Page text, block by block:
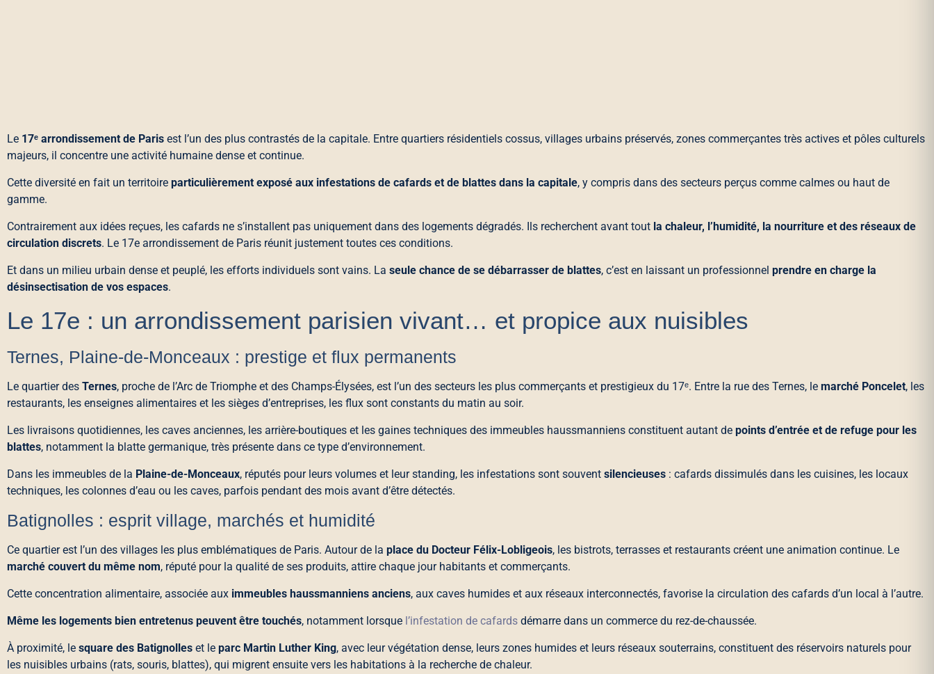
Le 17ᵉ arrondissement de Paris est l’un des plus contrastés de la capitale. Entre quartiers résidentiels cossus, villages urbains préservés, zones commerçantes très actives et pôles culturels
majeurs, il concentre une activité humaine dense et continue.
Cette diversité en fait un territoire particulièrement exposé aux infestations de cafards et de blattes dans la capitale, y compris dans des secteurs perçus comme calmes ou haut de
gamme.
Contrairement aux idées reçues, les cafards ne s’installent pas uniquement dans des logements dégradés. Ils recherchent avant tout la chaleur, l’humidité, la nourriture et des réseaux de
circulation discrets. Le 17e arrondissement de Paris réunit justement toutes ces conditions.
Et dans un milieu urbain dense et peuplé, les efforts individuels sont vains. La seule chance de se débarrasser de blattes, c’est en laissant un professionnel prendre en charge la
désinsectisation de vos espaces.
Le 17e : un arrondissement parisien vivant… et propice aux nuisibles
Ternes, Plaine-de-Monceaux : prestige et flux permanents
Le quartier des Ternes, proche de l’Arc de Triomphe et des Champs-Élysées, est l’un des secteurs les plus commerçants et prestigieux du 17ᵉ. Entre la rue des Ternes, le marché Poncelet, les
restaurants, les enseignes alimentaires et les sièges d’entreprises, les flux sont constants du matin au soir.
Les livraisons quotidiennes, les caves anciennes, les arrière-boutiques et les gaines techniques des immeubles haussmanniens constituent autant de points d’entrée et de refuge pour les
blattes, notamment la blatte germanique, très présente dans ce type d’environnement.
Dans les immeubles de la Plaine-de-Monceaux, réputés pour leurs volumes et leur standing, les infestations sont souvent silencieuses : cafards dissimulés dans les cuisines, les locaux
techniques, les colonnes d’eau ou les caves, parfois pendant des mois avant d’être détectés.
Batignolles : esprit village, marchés et humidité
Ce quartier est l’un des villages les plus emblématiques de Paris. Autour de la place du Docteur Félix-Lobligeois, les bistrots, terrasses et restaurants créent une animation continue. Le
marché couvert du même nom, réputé pour la qualité de ses produits, attire chaque jour habitants et commerçants.
Cette concentration alimentaire, associée aux immeubles haussmanniens anciens, aux caves humides et aux réseaux interconnectés, favorise la circulation des cafards d’un local à l’autre.
Même les logements bien entretenus peuvent être touchés, notamment lorsque l’infestation de cafards démarre dans un commerce du rez-de-chaussée.
À proximité, le square des Batignolles et le parc Martin Luther King, avec leur végétation dense, leurs zones humides et leurs réseaux souterrains, constituent des réservoirs naturels pour
les nuisibles urbains (rats, souris, blattes), qui migrent ensuite vers les habitations à la recherche de chaleur.